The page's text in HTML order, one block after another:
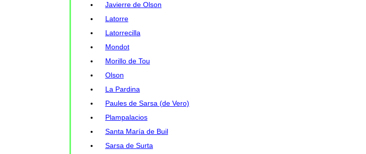
Javierre de Olson
Latorre
Latorrecilla
Mondot
Morillo de Tou
Olson
La Pardina
Paules de Sarsa (de Vero)
Plampalacios
Santa María de Buil
Sarsa de Surta